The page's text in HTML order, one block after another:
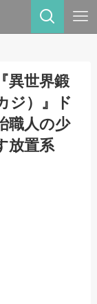
異世界鍛
ジ）』ド
職人の少
放置系